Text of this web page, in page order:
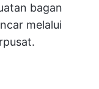
bagan
melalui